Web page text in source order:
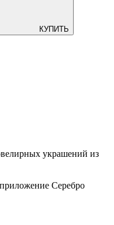
КУПИТЬ
украшений из
Серебро